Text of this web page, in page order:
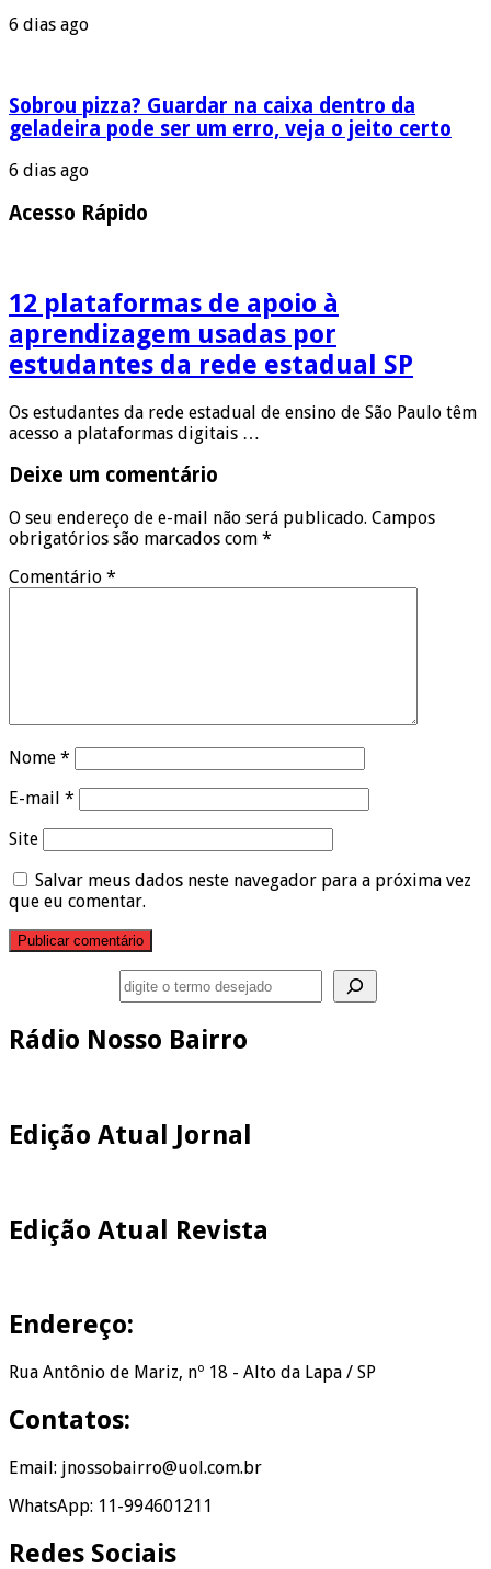
6 dias ago
Sobrou pizza? Guardar na caixa dentro da
geladeira pode ser um erro, veja o jeito certo
6 dias ago
Acesso Rápido
12 plataformas de apoio à
aprendizagem usadas por
estudantes da rede estadual SP
Os estudantes da rede estadual de ensino de São Paulo têm
acesso a plataformas digitais …
Deixe um comentário
O seu endereço de e-mail não será publicado. Campos
obrigatórios são marcados com *
Comentário *
Nome *
E-mail *
Site
Salvar meus dados neste navegador para a próxima vez
que eu comentar.
Rádio Nosso Bairro
Edição Atual Jornal
Edição Atual Revista
Endereço:
Rua Antônio de Mariz, nº 18 - Alto da Lapa / SP
Contatos:
Email: jnossobairro@uol.com.br
WhatsApp: 11-994601211
Redes Sociais